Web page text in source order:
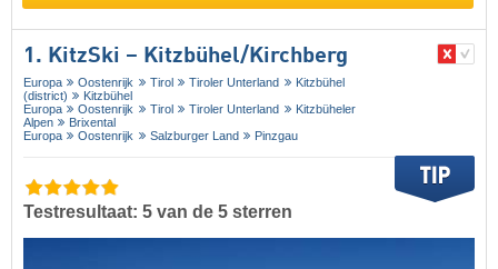
1. KitzSki – Kitzbühel/​Kirchberg
Europa Oostenrijk Tirol Tiroler Unterland
Kitzbühel
(district)
Kitzbühel
Europa
Oostenrijk Tirol Tiroler Unterland
Kitzbüheler
Alpen
Brixental
Europa
Oostenrijk Salzburger Land Pinzgau
Testresultaat: 5 van de 5 sterren